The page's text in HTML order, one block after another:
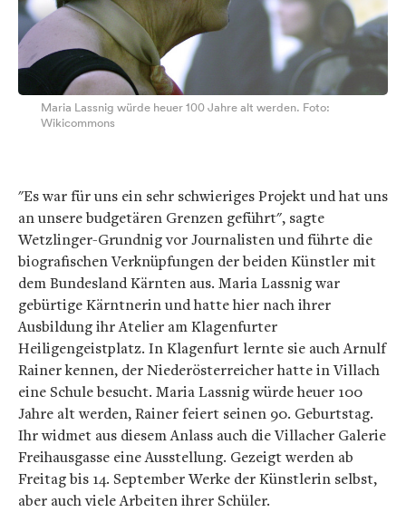
Maria Lassnig würde heuer 100 Jahre alt werden. Foto:
Wikicommons
"Es war für uns ein sehr schwieriges Projekt und hat uns
an unsere budgetären Grenzen geführt", sagte
Wetzlinger-Grundnig vor Journalisten und führte die
biografischen Verknüpfungen der beiden Künstler mit
dem Bundesland Kärnten aus. Maria Lassnig war
gebürtige Kärntnerin und hatte hier nach ihrer
Ausbildung ihr Atelier am Klagenfurter
Heiligengeistplatz. In Klagenfurt lernte sie auch Arnulf
Rainer kennen, der Niederösterreicher hatte in Villach
eine Schule besucht. Maria Lassnig würde heuer 100
Jahre alt werden, Rainer feiert seinen 90. Geburtstag.
Ihr widmet aus diesem Anlass auch die Villacher Galerie
Freihausgasse eine Ausstellung. Gezeigt werden ab
Freitag bis 14. September Werke der Künstlerin selbst,
aber auch viele Arbeiten ihrer Schüler.